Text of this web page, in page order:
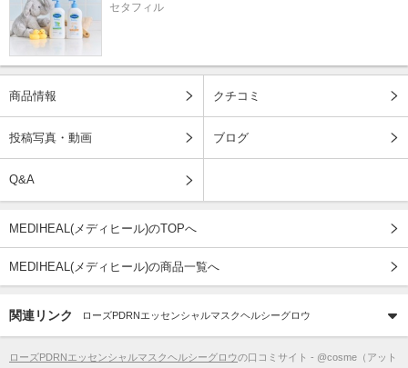
セタフィル
商品情報 クチコミ
投稿写真・動画 ブログ
Q&A
MEDIHEAL(メディヒール)のTOPへ
MEDIHEAL(メディヒール)の商品一覧へ
関連リンク ローズPDRNエッセンシャルマスクヘルシーグロウ
ローズPDRNエッセンシャルマスクヘルシーグロウの口コミサイト - @cosme（アット